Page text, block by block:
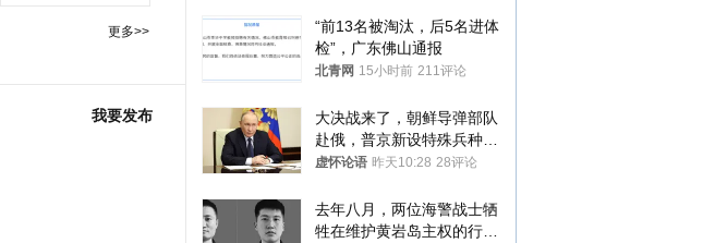
更多>>
我要发布
“前13名被淘汰，后5名进体
检”，广东佛山通报
北青网 15小时前 211评论
大决战来了，朝鲜导弹部队
赴俄，普京新设特殊兵种，
76岁老将扛旗
虚怀论语 昨天10:28 28评论
去年八月，两位海警战士牺
牲在维护黄岩岛主权的行动